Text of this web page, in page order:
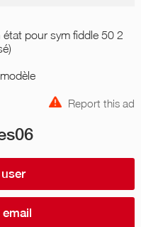
pour sym fiddle 50 2
Report this ad